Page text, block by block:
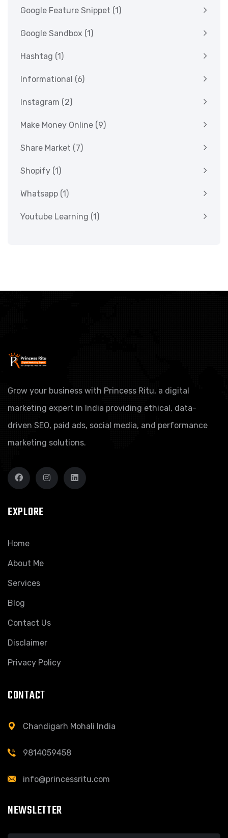
Google Feature Snippet (1)
Google Sandbox (1)
Hashtag (1)
Informational (6)
Instagram (2)
Make Money Online (9)
Share Market (7)
Shopify (1)
Whatsapp (1)
Youtube Learning (1)
Grow your business with Princess Ritu, a digital
marketing expert in India providing ethical, data-
driven SEO, paid ads, social media, and performance
marketing solutions.
EXPLORE
Home
About Me
Services
Blog
Contact Us
Disclaimer
Privacy Policy
CONTACT
Chandigarh Mohali India
9814059458
info@princessritu.com
NEWSLETTER